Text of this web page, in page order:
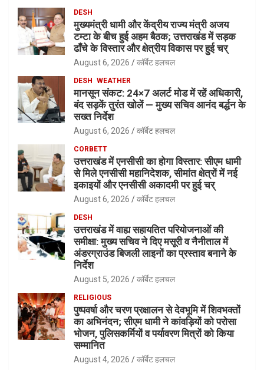
DESH
मुख्यमंत्री धामी और केंद्रीय राज्य मंत्री अजय
टम्टा के बीच हुई अहम बैठक; उत्तराखंड में सड़क
ढाँचे के विस्तार और क्षेत्रीय विकास पर हुई चर्
August 6, 2026 कॉर्बेट हलचल
DESH WEATHER
मानसून संकट: 24×7 अलर्ट मोड में रहें अधिकारी,
बंद सड़कें तुरंत खोलें — मुख्य सचिव आनंद बर्द्धन के
सख्त निर्देश
August 6, 2026 कॉर्बेट हलचल
CORBETT
उत्तराखंड में एनसीसी का होगा विस्तार: सीएम धामी
से मिले एनसीसी महानिदेशक, सीमांत क्षेत्रों में नई
इकाइयों और एनसीसी अकादमी पर हुई चर्
August 6, 2026 कॉर्बेट हलचल
DESH
उत्तराखंड में वाह्य सहायतित परियोजनाओं की
समीक्षा: मुख्य सचिव ने दिए मसूरी व नैनीताल में
अंडरग्राउंड बिजली लाइनों का प्रस्ताव बनाने के
निर्देश
August 5, 2026 कॉर्बेट हलचल
RELIGIOUS
पुष्पवर्षा और चरण प्रक्षालन से देवभूमि में शिवभक्तों
का अभिनंदन; सीएम धामी ने कांवड़ियों को परोसा
भोजन, पुलिसकर्मियों व पर्यावरण मित्रों को किया
सम्मानित
August 4, 2026 कॉर्बेट हलचल